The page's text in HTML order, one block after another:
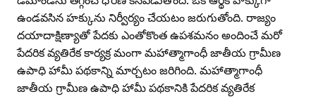
ఉండవసిన హక్కును నిర్వీర్యం చేయటం జరుగుతోంది. రాజ్యం
దయాదాక్షిణ్యాతో పేదకు ఎంతోకొంత ఉపశమనం అందించే మరో
పేదరిక వ్యతిరేక కార్యక్ర మంగా మహాత్మాగాంధీ జాతీయ గ్రామీణ
ఉపాధి హామీ పథకాన్ని మార్చటం జరిగింది. మహాత్మాగాంధీ
జాతీయ గ్రామీణ ఉపాధి హామీ పథకానికి పేదరిక వ్యతిరేక